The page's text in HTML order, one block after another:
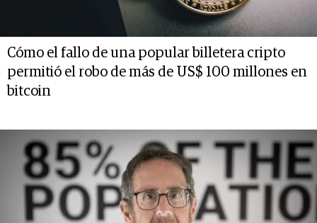
Cómo el fallo de una popular billetera cripto
permitió el robo de más de US$ 100 millones en
bitcoin